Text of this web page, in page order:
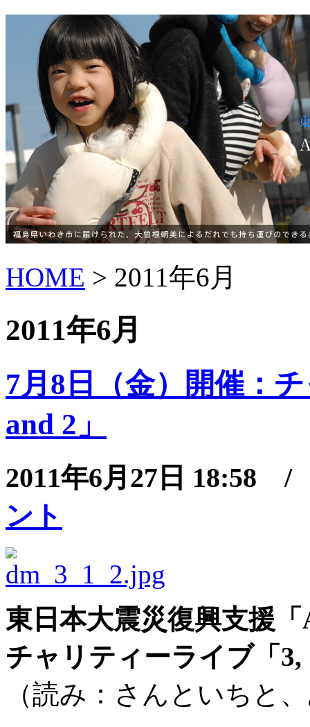
HOME > 2011年6月
2011年6月
7月8日（金）開催：
and 2」
2011年6月27日 18:58
ント
東日本大震災復興支援
チャリティーライブ「3,
（読み：さんといちと